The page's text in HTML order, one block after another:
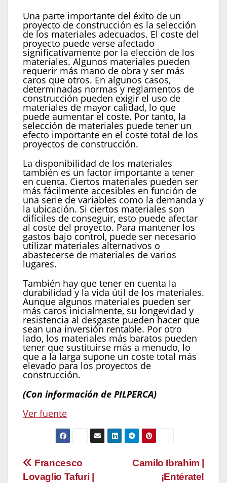
Una parte importante del éxito de un
proyecto de construcción es la selección
de los materiales adecuados. El coste del
proyecto puede verse afectado
significativamente por la elección de los
materiales. Algunos materiales pueden
requerir más mano de obra y ser más
caros que otros. En algunos casos,
determinadas normas y reglamentos de
construcción pueden exigir el uso de
materiales de mayor calidad, lo que
puede aumentar el coste. Por tanto, la
selección de materiales puede tener un
efecto importante en el coste total de los
proyectos de construcción.
La disponibilidad de los materiales
también es un factor importante a tener
en cuenta. Ciertos materiales pueden ser
más fácilmente accesibles en función de
una serie de variables como la demanda y
la ubicación. Si ciertos materiales son
difíciles de conseguir, esto puede afectar
al coste del proyecto. Para mantener los
gastos bajo control, puede ser necesario
utilizar materiales alternativos o
abastecerse de materiales de varios
lugares.
También hay que tener en cuenta la
durabilidad y la vida útil de los materiales.
Aunque algunos materiales pueden ser
más caros inicialmente, su longevidad y
resistencia al desgaste pueden hacer que
sean una inversión rentable. Por otro
lado, los materiales más baratos pueden
tener que sustituirse más a menudo, lo
que a la larga supone un coste total más
elevado para los proyectos de
construcción.
(Con información de PILPERCA)
Ver fuente
Navegación
Camilo Ibrahim |
¡Entérate!
Francesco
Lovaglio Tafuri |